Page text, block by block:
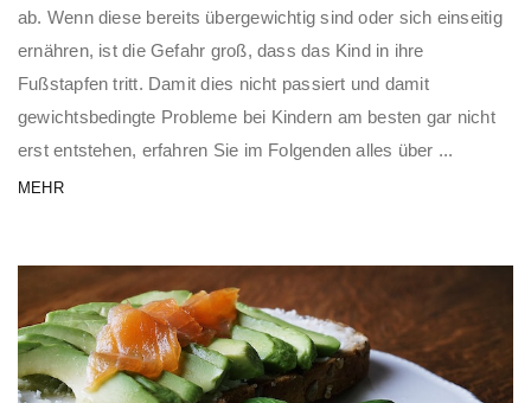
ab. Wenn diese bereits übergewichtig sind oder sich einseitig
ernähren, ist die Gefahr groß, dass das Kind in ihre
Fußstapfen tritt. Damit dies nicht passiert und damit
gewichtsbedingte Probleme bei Kindern am besten gar nicht
erst entstehen, erfahren Sie im Folgenden alles über ...
MEHR